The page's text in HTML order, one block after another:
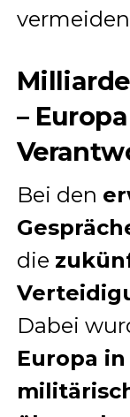
–
Bei den
die
Dabei
Europa